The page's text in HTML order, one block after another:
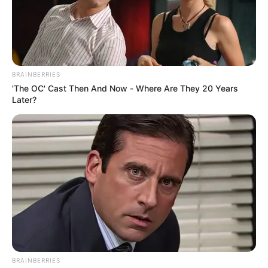
Reducción en la salida de
venezolanos hacia su país, revela Migración Colombia
BRAINBERRIES
'The OC' Cast Then And Now - Where Are They 20 Years
Later?
BRAINBERRIES